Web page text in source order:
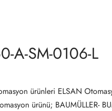
A-SM-0106-L
ürünleri ELSAN
ürünü; BAUMÜLLER-